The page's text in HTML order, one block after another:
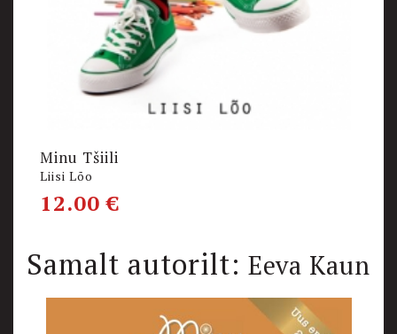
Minu Tšiili
Liisi Lõo
12.00€
Samalt autorilt: Eeva Kaun